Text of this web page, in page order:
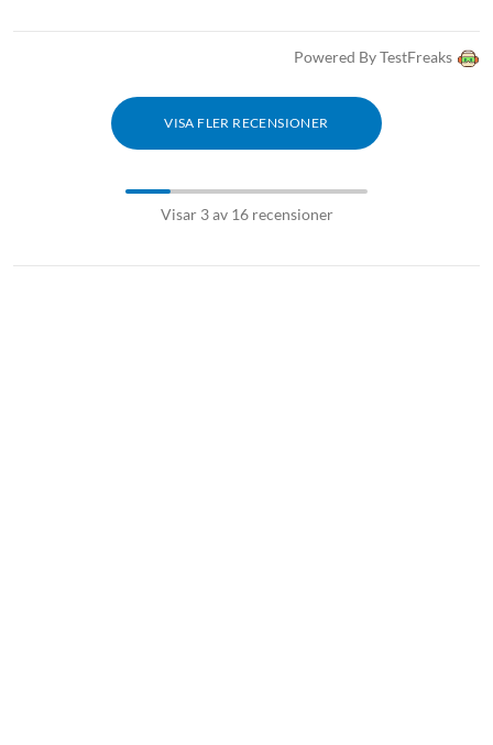
Powered By TestFreaks
VISA FLER RECENSIONER
Visar 3 av 16 recensioner